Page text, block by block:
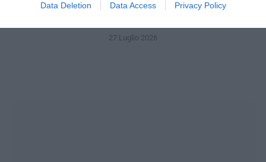
Data Deletion Data Access Privacy Policy
27 Luglio 2026